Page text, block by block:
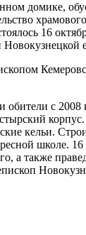
домике,
16
с
кельи.
школе.
также